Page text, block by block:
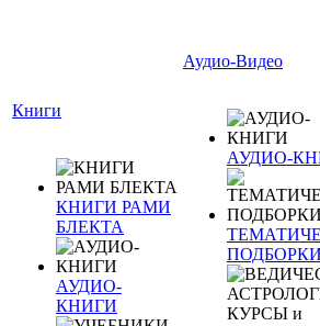
Книги
КНИГИ РАМИ
БЛЕКТА
АУДИО-
КНИГИ
Аудио-Видео
АУДИО-
ПОДБОРКИ